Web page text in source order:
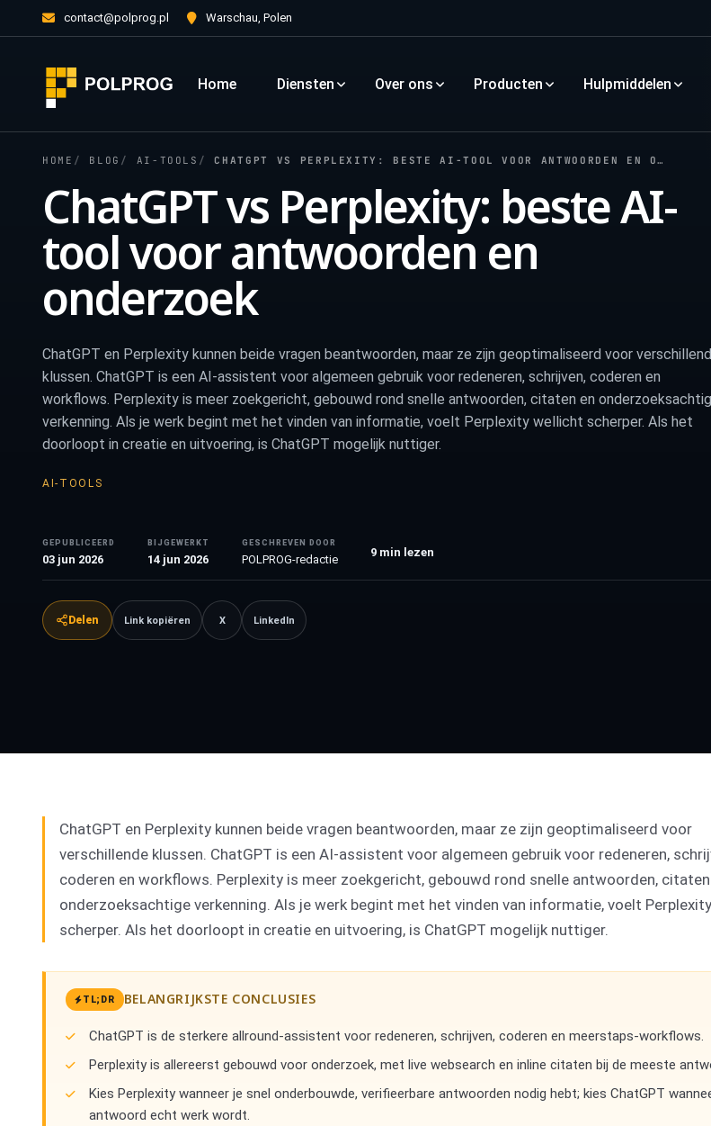
contact@polprog.pl Warschau, Polen
Home Diensten Over ons Producten Hulpmiddelen
HOME BLOG AI-TOOLS CHATGPT VS PERPLEXITY: BESTE AI-TOOL VOOR ANTWOORDEN EN ONDERZOEK
ChatGPT vs Perplexity: beste AI-
tool voor antwoorden en
onderzoek
ChatGPT en Perplexity kunnen beide vragen beantwoorden, maar ze zijn geoptimaliseerd voor
klussen. ChatGPT is een AI-assistent voor algemeen gebruik voor redeneren, schrijven, coderen en
workflows. Perplexity is meer zoekgericht, gebouwd rond snelle antwoorden, citaten en
verkenning. Als je werk begint met het vinden van informatie, voelt Perplexity wellicht scherper. Als het
doorloopt in creatie en uitvoering, is ChatGPT mogelijk nuttiger.
AI-TOOLS
GEPUBLICEERD
03 jun 2026
BIJGEWERKT
14 jun 2026
GESCHREVEN DOOR
POLPROG-redactie
9 min lezen
Delen Link kopiëren X LinkedIn
ChatGPT en Perplexity kunnen beide vragen beantwoorden, maar ze zijn geoptimaliseerd voor
verschillende klussen. ChatGPT is een AI-assistent voor algemeen gebruik voor redeneren,
coderen en workflows. Perplexity is meer zoekgericht, gebouwd rond snelle antwoorden, citaten
onderzoeksachtige verkenning. Als je werk begint met het vinden van informatie, voelt
scherper. Als het doorloopt in creatie en uitvoering, is ChatGPT mogelijk nuttiger.
TL;DR BELANGRIJKSTE CONCLUSIES
ChatGPT is de sterkere allround-assistent voor redeneren, schrijven, coderen en meerstaps-workflows.
Perplexity is allereerst gebouwd voor onderzoek, met live websearch en inline citaten bij de meeste
Kies Perplexity wanneer je snel onderbouwde, verifieerbare antwoorden nodig hebt; kies ChatGPT
antwoord echt werk wordt.